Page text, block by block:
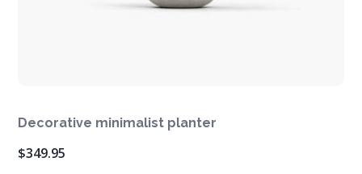
Decorative minimalist planter
$349.95